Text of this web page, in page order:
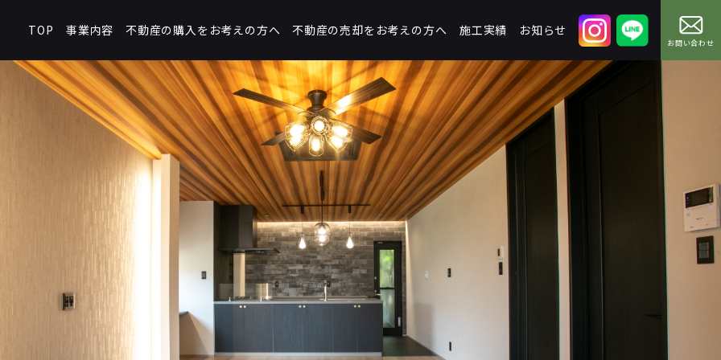
TOP 事業内容 不動産の購入をお考えの方へ 不動産の売却をお考えの方へ 施工実績 お知らせ
お問い合わせ